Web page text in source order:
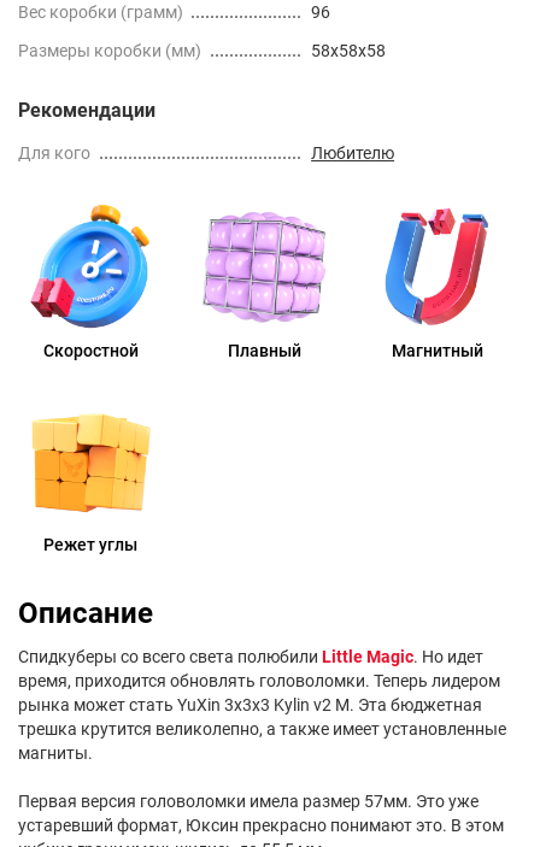
Вес коробки (грамм)
96
Размеры коробки (мм)
58x58x58
Рекомендации
Для кого Любителю
Скоростной Плавный Магнитный
Режет углы
Описание
Спидкуберы со всего света полюбили Little Magic. Но идет
время, приходится обновлять головоломки. Теперь лидером
рынка может стать YuXin 3x3x3 Kylin v2 M. Эта бюджетная
трешка крутится великолепно, а также имеет установленные
магниты.
Первая версия головоломки имела размер 57мм. Это уже
устаревший формат, Юксин прекрасно понимают это. В этом